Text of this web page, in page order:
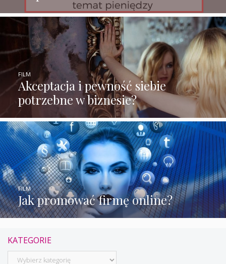
Akceptacja i pewność siebie
potrzebne w biznesie?
FILM
Jak promować firmę online?
FILM
KATEGORIE
Kategorie